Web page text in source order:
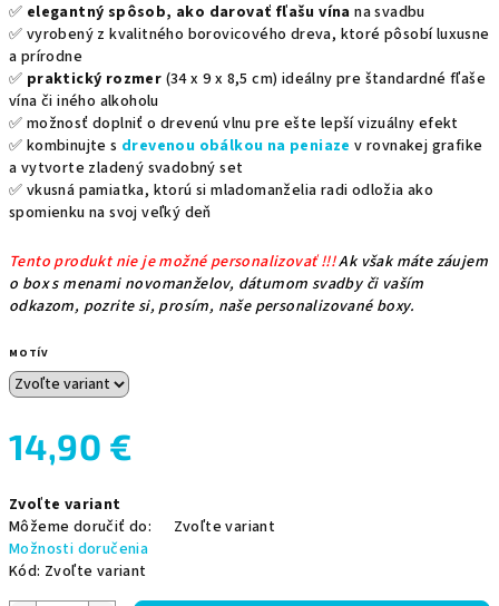
✅ elegantný spôsob, ako darovať fľašu vína na svadbu
✅ vyrobený z kvalitného borovicového dreva, ktoré pôsobí luxusne
a prírodne
✅ praktický rozmer (34 x 9 x 8,5 cm) ideálny pre štandardné fľaše
vína či iného alkoholu
✅ možnosť doplniť o drevenú vlnu pre ešte lepší vizuálny efekt
✅ kombinujte s drevenou obálkou na peniaze v rovnakej grafike
a vytvorte zladený svadobný set
✅ vkusná pamiatka, ktorú si mladomanželia radi odložia ako
spomienku na svoj veľký deň
Tento produkt nie je možné personalizovať !!!Ak však máte záujem
o box s menami novomanželov, dátumom svadby či vaším
odkazom, pozrite si, prosím, naše personalizované boxy.
MOTÍV
14,90 €
cena:
Zvoľte variant
Môžeme doručiť do:
Zvoľte variant
Možnosti doručenia
Kód: Zvoľte variant